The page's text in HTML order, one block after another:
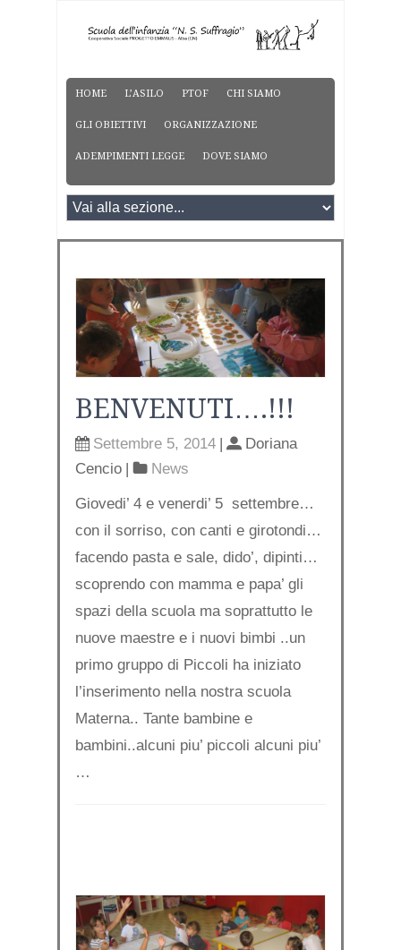
HOME L’ASILO PTOF CHI SIAMO
GLI OBIETTIVI ORGANIZZAZIONE
ADEMPIMENTI LEGGE DOVE SIAMO
BENVENUTI….!!!
Settembre 5, 2014 |
Doriana
Cencio | News
Giovedi’ 4 e venerdi’ 5 settembre…
con il sorriso, con canti e girotondi…
facendo pasta e sale, dido’, dipinti…
scoprendo con mamma e papa’ gli
spazi della scuola ma soprattutto le
nuove maestre e i nuovi bimbi ..un
primo gruppo di Piccoli ha iniziato
l’inserimento nella nostra scuola
Materna.. Tante bambine e
bambini..alcuni piu’ piccoli alcuni piu’
…